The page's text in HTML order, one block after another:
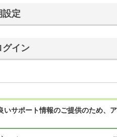
設定
グイン
いサポート情報のご提供のため